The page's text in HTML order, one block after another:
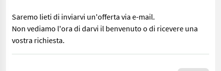
Saremo lieti di inviarvi un'offerta via e-mail.
Non vediamo l'ora di darvi il benvenuto o di ricevere una
vostra richiesta.
N. 68602 Coperchio in poliestere ribaltabile - con dispositivo